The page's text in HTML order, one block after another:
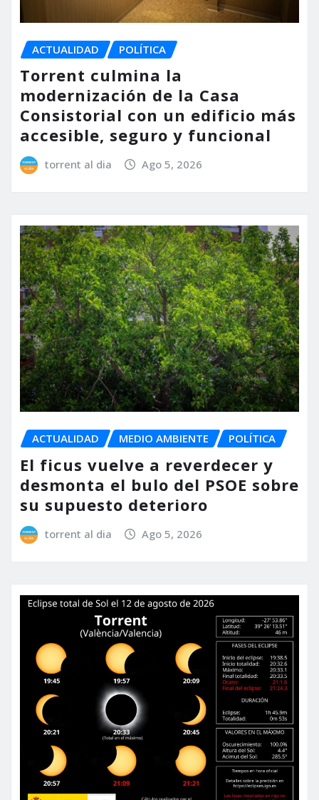
ACTUALIDAD POLÍTICA
Torrent culmina la
modernización de la Casa
Consistorial con un edificio más
accesible, seguro y funcional
torrent al dia Ago 5, 2026
ACTUALIDAD MEDIO AMBIENTE POLÍTICA
El ficus vuelve a reverdecer y
desmonta el bulo del PSOE sobre
su supuesto deterioro
torrent al dia Ago 5, 2026